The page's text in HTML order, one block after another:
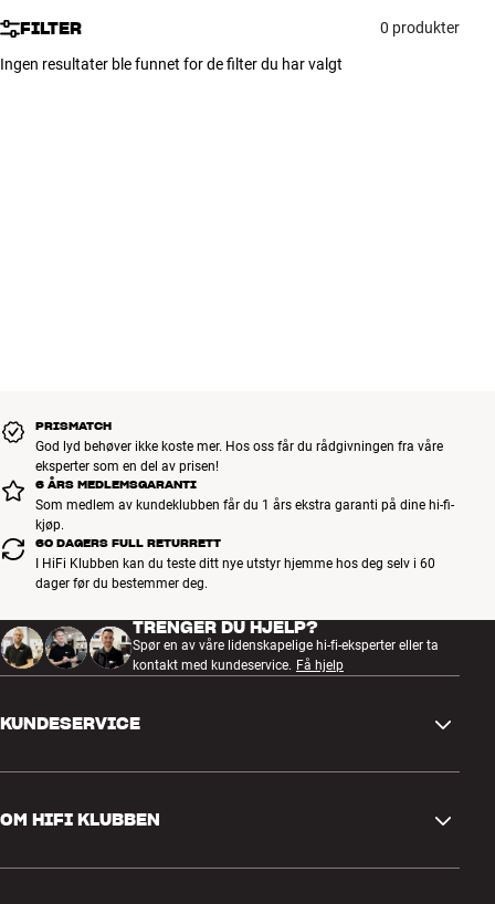
FILTER 0 produkter
Ingen resultater ble funnet for de filter du har valgt
PRISMATCH
God lyd behøver ikke koste mer. Hos oss får du rådgivningen fra våre
eksperter som en del av prisen!
6 ÅRS MEDLEMSGARANTI
Som medlem av kundeklubben får du 1 års ekstra garanti på dine hi-fi-
kjøp.
60 DAGERS FULL RETURRETT
I HiFi Klubben kan du teste ditt nye utstyr hjemme hos deg selv i 60
dager før du bestemmer deg.
TRENGER DU HJELP?
Spør en av våre lidenskapelige hi-fi-eksperter eller ta
kontakt med kundeservice. Få hjelp
KUNDESERVICE
Retur og reklamasjon
OM HIFI KLUBBEN